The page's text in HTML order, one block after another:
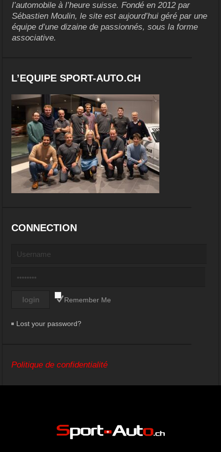
l’automobile à l’heure suisse. Fondé en 2012 par
Sébastien Moulin, le site est aujourd’hui géré par une
équipe d’une dizaine de passionnés, sous la forme
associative.
L’EQUIPE SPORT-AUTO.CH
CONNECTION
Remember Me
Lost your password?
Politique de confidentialité